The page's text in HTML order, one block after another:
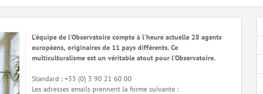
L'équipe de l'Observatoire compte à l'heure actuelle 28 agents
européens, originaires de 11 pays différents. Ce
multiculturalisme est un véritable atout pour l'Observatoire.
Standard : +33 (0) 3 90 21 60 00
Les adresses emails prennent la forme suivante :